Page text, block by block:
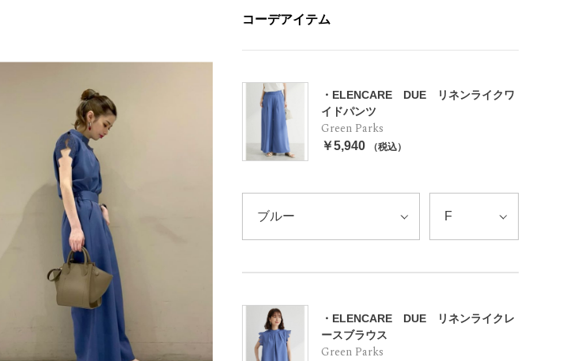
コーデアイテム
・ELENCARE DUE リネンライクワ
イドパンツ
Green Parks
￥5,940 （税込）
・ELENCARE DUE リネンライクレ
ースブラウス
Green Parks